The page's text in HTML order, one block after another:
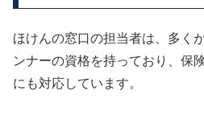
ほけんの窓口の担当者は、多く
ンナーの資格を持っており、保
にも対応しています。